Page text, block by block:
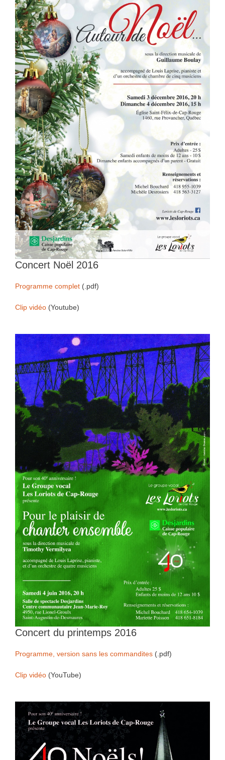
Concert Noël 2016
Programme complet (.pdf)
Clip vidéo (Youtube)
Concert du printemps 2016
Programme, version sans les commandites (.pdf)
Clip vidéo (YouTube)